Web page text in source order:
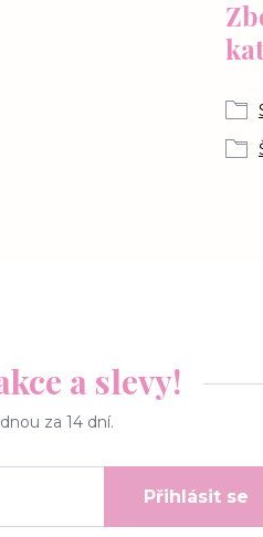
a slevy!
za 14 dní.
Přihlásit se